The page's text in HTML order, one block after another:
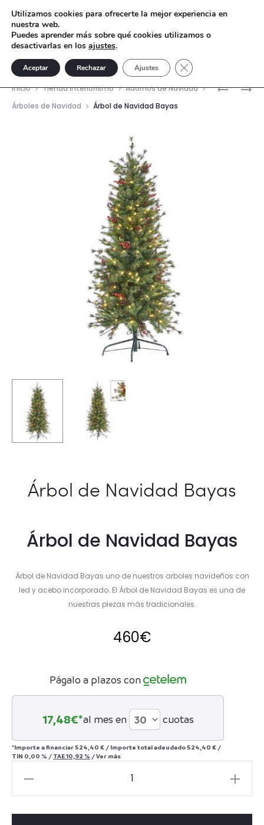
ÁRBOL
ÁRBOL
Inicio Tienda interiorismo
Adornos de Navidad
Árboles de Navidad
Árbol de Navidad Bayas
Árbol de Navidad Bayas
Árbol de Navidad Bayas
Árbol de Navidad Bayas uno de nuestros arboles navideños con
led y acebo incorporado. El Árbol de Navidad Bayas es una de
nuestras piezas más tradicionales.
460€
Págalo a plazos con
17,48€*al mes en cuotas
*Importe a financiar 524,40 € / Importe total adeudado 524,40 € /
TIN 0,00 % / TAE10,92 % /Ver más
Utilizamos cookies para ofrecerte la mejor experiencia en
nuestra web.
Puedes aprender más sobre qué cookies utilizamos o
desactivarlas en los ajustes.
Aceptar Rechazar Ajustes Cerrar el banner de